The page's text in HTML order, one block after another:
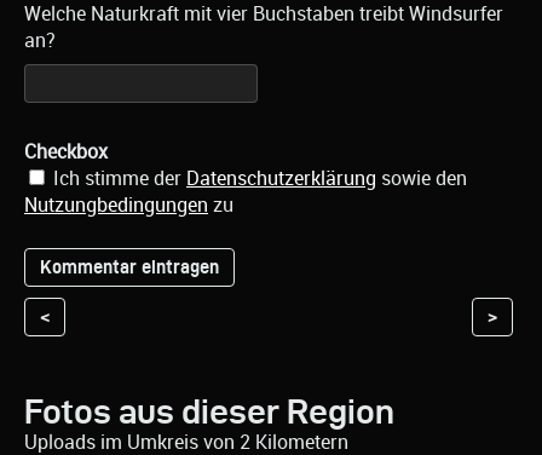
Welche Naturkraft mit vier Buchstaben treibt Windsurfer
an?
Checkbox
Ich stimme der Datenschutzerklärung sowie den
Nutzungbedingungen zu
< >
Fotos aus dieser Region
Uploads im Umkreis von 2 Kilometern